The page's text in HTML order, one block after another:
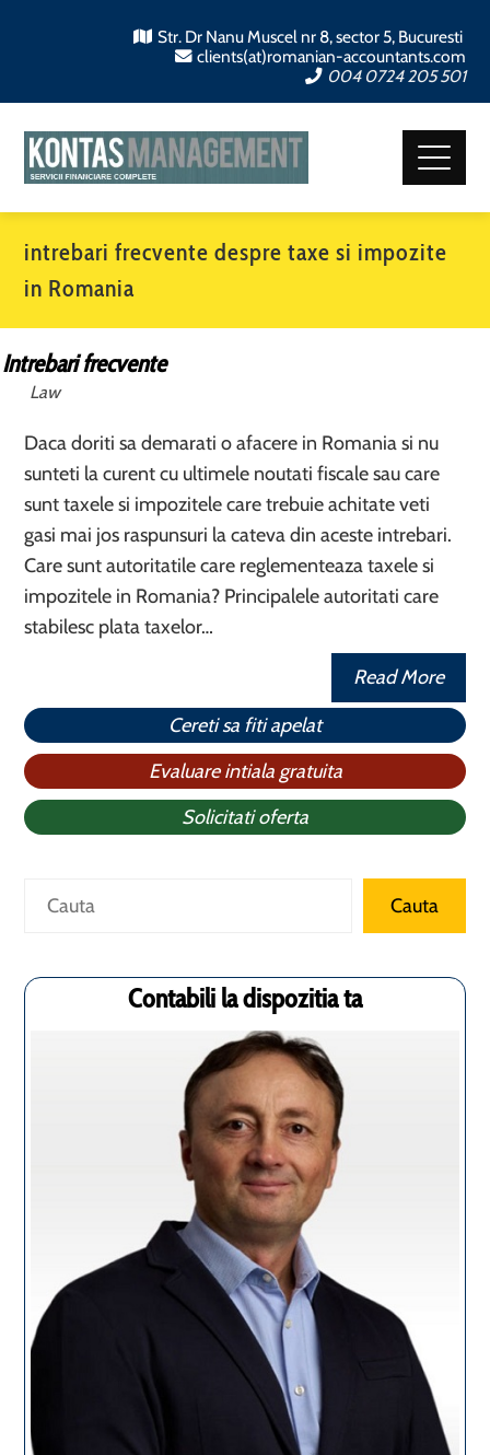
Str. Dr Nanu Muscel nr 8, sector 5, Bucuresti
clients(at)romanian-accountants.com
004 0724 205 501
intrebari frecvente despre taxe si impozite
in Romania
Intrebari frecvente
Law
Daca doriti sa demarati o afacere in Romania si nu
sunteti la curent cu ultimele noutati fiscale sau care
sunt taxele si impozitele care trebuie achitate veti
gasi mai jos raspunsuri la cateva din aceste intrebari.
Care sunt autoritatile care reglementeaza taxele si
impozitele in Romania? Principalele autoritati care
stabilesc plata taxelor…
Read More
Cereti sa fiti apelat
Evaluare intiala gratuita
Solicitati oferta
Caută Cauta
Contabili la dispozitia ta